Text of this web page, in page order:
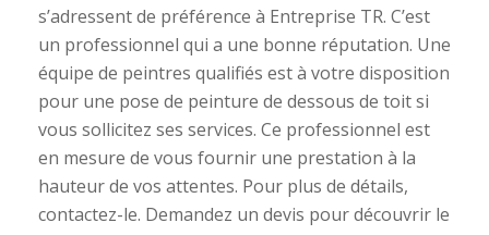
s’adressent de préférence à Entreprise TR. C’est
un professionnel qui a une bonne réputation. Une
équipe de peintres qualifiés est à votre disposition
pour une pose de peinture de dessous de toit si
vous sollicitez ses services. Ce professionnel est
en mesure de vous fournir une prestation à la
hauteur de vos attentes. Pour plus de détails,
contactez-le. Demandez un devis pour découvrir le